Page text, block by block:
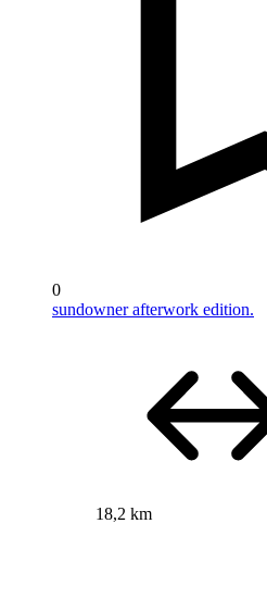
0
sundowner afterwork edition.
18,2 km